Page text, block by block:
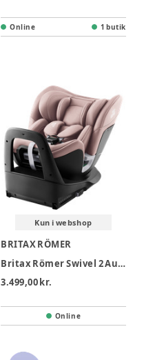
Online 1 butik
Kun i webshop
BRITAX RÖMER
Britax Römer Swivel 2 Autostol - Dusty Rose
3.499,00 kr.
Online